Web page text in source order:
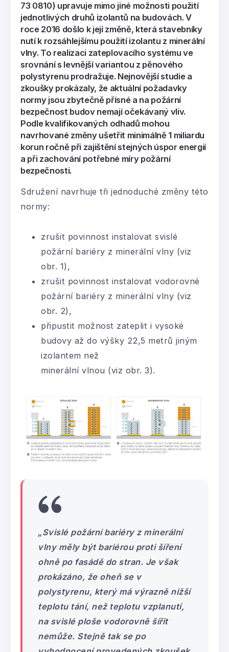
73 0810) upravuje mimo jiné možnosti použití
jednotlivých druhů izolantů na budovách. V
roce 2016 došlo k její změně, která stavebníky
nutí k rozsáhlejšímu použití izolantu z minerální
vlny. To realizaci zateplovacího systému ve
srovnání s levnější variantou z pěnového
polystyrenu prodražuje. Nejnovější studie a
zkoušky prokázaly, že aktuální požadavky
normy jsou zbytečně přísné a na požární
bezpečnost budov nemají očekávaný vliv.
Podle kvalifikovaných odhadů mohou
navrhované změny ušetřit minimálně 1 miliardu
korun ročně při zajištění stejných úspor energií
a při zachování potřebné míry požární
bezpečnosti.
Sdružení navrhuje tři jednoduché změny této
normy:
zrušit povinnost instalovat svislé
požární bariéry z minerální vlny (viz
obr. 1),
zrušit povinnost instalovat vodorovné
požární bariéry z minerální vlny (viz
obr. 2),
připustit možnost zateplit i vysoké
budovy až do výšky 22,5 metrů jiným
izolantem než
minerální vlnou (viz obr. 3).
„Svislé požární bariéry z minerální
vlny měly být bariérou proti šíření
ohně po fasádě do stran. Je však
prokázáno, že oheň se v
polystyrenu, který má výrazně nižší
teplotu tání, než teplotu vzplanutí,
na svislé ploše vodorovně šířit
nemůže. Stejně tak se po